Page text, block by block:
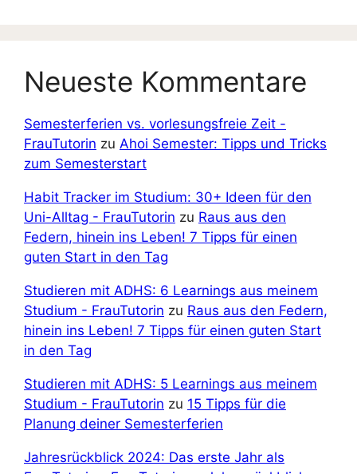
Neueste Kommentare
Semesterferien vs. vorlesungsfreie Zeit -
FrauTutorin zu Ahoi Semester: Tipps und Tricks
zum Semesterstart
Habit Tracker im Studium: 30+ Ideen für den
Uni-Alltag - FrauTutorin zu Raus aus den
Federn, hinein ins Leben! 7 Tipps für einen
guten Start in den Tag
Studieren mit ADHS: 6 Learnings aus meinem
Studium - FrauTutorin zu Raus aus den Federn,
hinein ins Leben! 7 Tipps für einen guten Start
in den Tag
Studieren mit ADHS: 5 Learnings aus meinem
Studium - FrauTutorin zu 15 Tipps für die
Planung deiner Semesterferien
Jahresrückblick 2024: Das erste Jahr als